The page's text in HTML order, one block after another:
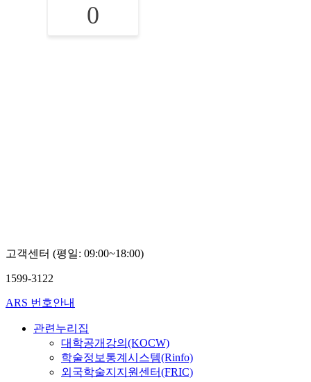
0
고객센터 (평일: 09:00~18:00)
1599-3122
ARS 번호안내
관련누리집
대학공개강의(KOCW)
학술정보통계시스템(Rinfo)
외국학술지지원센터(FRIC)